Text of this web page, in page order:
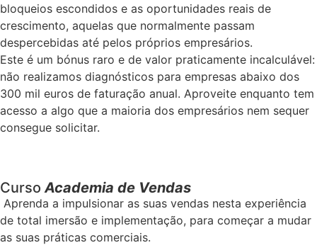
bloqueios escondidos e as oportunidades reais de
crescimento, aquelas que normalmente passam
despercebidas até pelos próprios empresários.
Este é um bónus raro e de valor praticamente incalculável:
não realizamos diagnósticos para empresas abaixo dos
300 mil euros de faturação anual. Aproveite enquanto tem
acesso a algo que a maioria dos empresários nem sequer
consegue solicitar.
CursoAcademia de Vendas
Aprenda a impulsionar as suas vendas nesta experiência
de total imersão e implementação, para começar a mudar
as suas práticas comerciais.